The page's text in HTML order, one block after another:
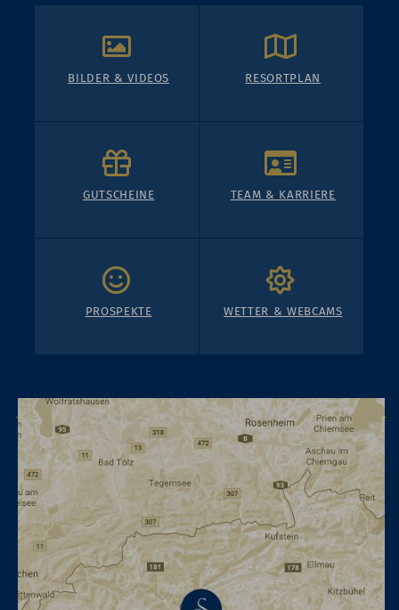
BILDER & VIDEOS RESORTPLAN
GUTSCHEINE TEAM & KARRIERE
PROSPEKTE WETTER & WEBCAMS